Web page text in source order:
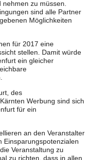
zu müssen.
sind alle Partner
Möglichkeiten
für 2017 eine
stellen. Damit würde
ein gleicher
des
Werbung sind sich
für ein
an den Veranstalter
Einsparungspotenzialen
Veranstaltung zu
zu richten, dass in allen